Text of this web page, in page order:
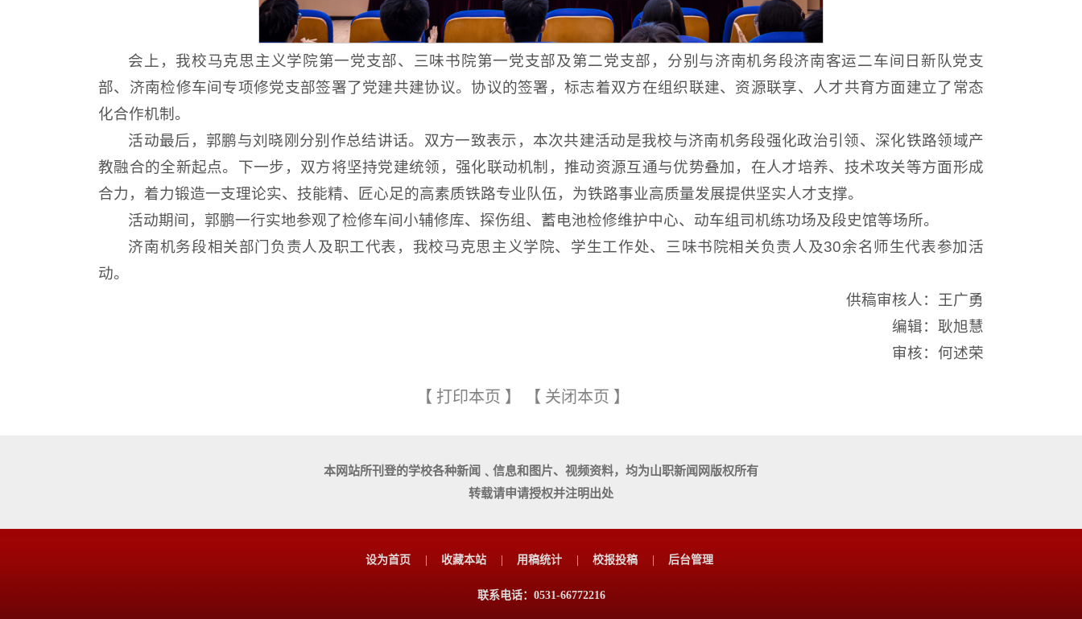
会上，我校马克思主义学院第一党支部、三味书院第一党支部及第二党支部，分别与济南机务段济南客运二车间日新队党支
部、济南检修车间专项修党支部签署了党建共建协议。协议的签署，标志着双方在组织联建、资源联享、人才共育方面建立了常态
化合作机制。
活动最后，郭鹏与刘晓刚分别作总结讲话。双方一致表示，本次共建活动是我校与济南机务段强化政治引领、深化铁路领域产
教融合的全新起点。下一步，双方将坚持党建统领，强化联动机制，推动资源互通与优势叠加，在人才培养、技术攻关等方面形成
合力，着力锻造一支理论实、技能精、匠心足的高素质铁路专业队伍，为铁路事业高质量发展提供坚实人才支撑。
活动期间，郭鹏一行实地参观了检修车间小辅修库、探伤组、蓄电池检修维护中心、动车组司机练功场及段史馆等场所。
济南机务段相关部门负责人及职工代表，我校马克思主义学院、学生工作处、三味书院相关负责人及30余名师生代表参加活
动。
供稿审核人：王广勇
编辑：耿旭慧
审核：何述荣
【 打印本页 】 【 关闭本页 】
本网站所刊登的学校各种新闻﹑信息和图片、视频资料，均为山职新闻网版权所有
转载请申请授权并注明出处
设为首页 收藏本站 用稿统计 校报投稿 后台管理
联系电话：0531-66772216